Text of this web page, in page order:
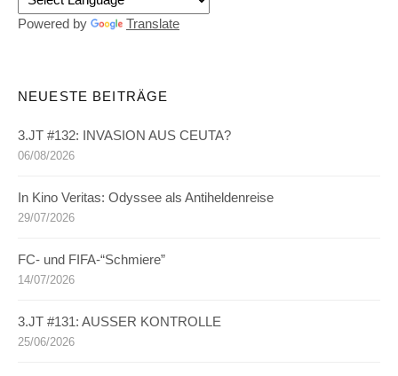
Powered by Translate
NEUESTE BEITRÄGE
3.JT #132: INVASION AUS CEUTA?
06/08/2026
In Kino Veritas: Odyssee als Antiheldenreise
29/07/2026
FC- und FIFA-“Schmiere”
14/07/2026
3.JT #131: AUSSER KONTROLLE
25/06/2026